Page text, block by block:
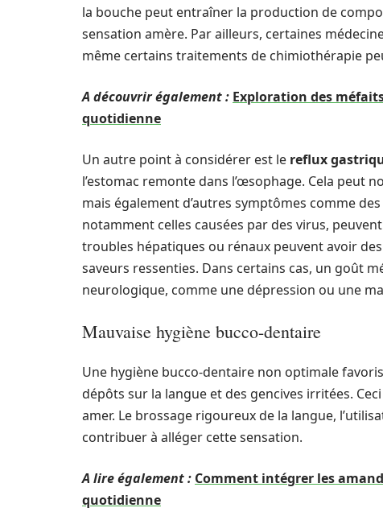
la bouche peut entraîner la production de
sensation amère. Par ailleurs, certaines
même certains traitements de chimiothérapie
A découvrir également : Exploration des
quotidienne
Un autre point à considérer est le reflux
l’estomac remonte dans l’œsophage. Cela peut
mais également d’autres symptômes comme
notamment celles causées par des virus,
troubles hépatiques ou rénaux peuvent avoir
saveurs ressenties. Dans certains cas, un goût
neurologique, comme une dépression ou une
Mauvaise hygiène bucco-dentaire
Une hygiène bucco-dentaire non optimale
dépôts sur la langue et des gencives irritées.
amer. Le brossage rigoureux de la langue,
contribuer à alléger cette sensation.
A lire également : Comment intégrer les
quotidienne